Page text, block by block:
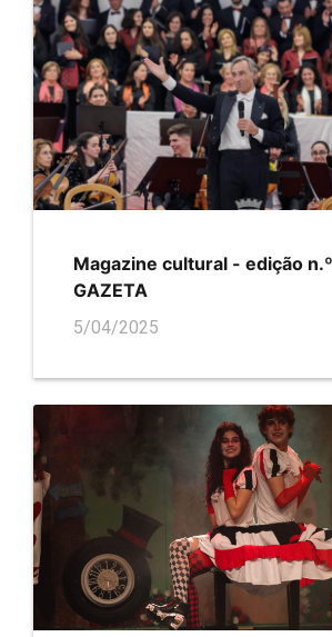
Magazine cultural - edição
GAZETA
5/04/2025